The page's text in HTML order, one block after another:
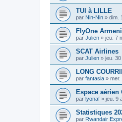
TUI à LILLE
par Nin-Nin » dim.
FlyOne
par Julien » jeu. 7
SCAT Airlines
par Julien » jeu.
LONG
par fantasia » mer.
Espace aérien
par lyonaf » jeu. 9
Statistiques
par Rwandair